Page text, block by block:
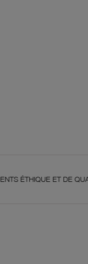
QUALITÉ